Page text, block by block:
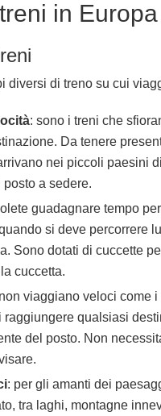
in Europa
diversi di treno su cui
: sono i treni che
Da tenere
nei piccoli paesini
a sedere.
guadagnare tempo
si deve percorrere
Sono dotati di cuccette
cuccetta.
viaggiano veloci come
raggiungere qualsiasi
del posto. Non
: per gli amanti dei
tra laghi, montagne